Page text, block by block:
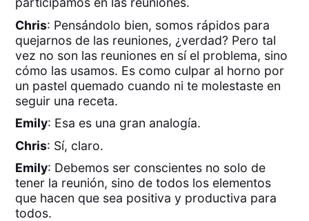
Chris: Pensándolo bien, somos rápidos para
quejarnos de las reuniones, ¿verdad? Pero tal
vez no son las reuniones en sí el problema, sino
cómo las usamos. Es como culpar al horno por
un pastel quemado cuando ni te molestaste en
seguir una receta.
Emily: Esa es una gran analogía.
Chris: Sí, claro.
Emily: Debemos ser conscientes no solo de
tener la reunión, sino de todos los elementos
que hacen que sea positiva y productiva para
todos.